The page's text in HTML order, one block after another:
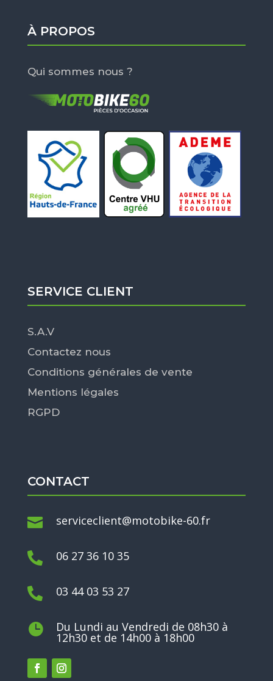
À PROPOS
Qui sommes nous ?
SERVICE CLIENT
S.A.V
Contactez nous
Conditions générales de vente
Mentions légales
RGPD
CONTACT
 serviceclient@motobike-60.fr
 06 27 36 10 35
 03 44 03 53 27
 Du Lundi au Vendredi de 08h30 à
12h30 et de 14h00 à 18h00